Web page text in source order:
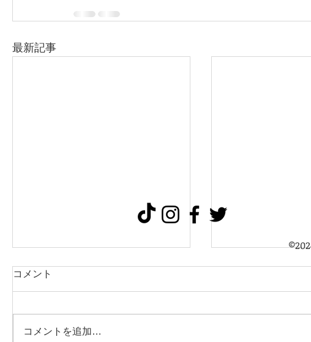
最新記事
会員様向けのオ
コメント
コメントを追加…